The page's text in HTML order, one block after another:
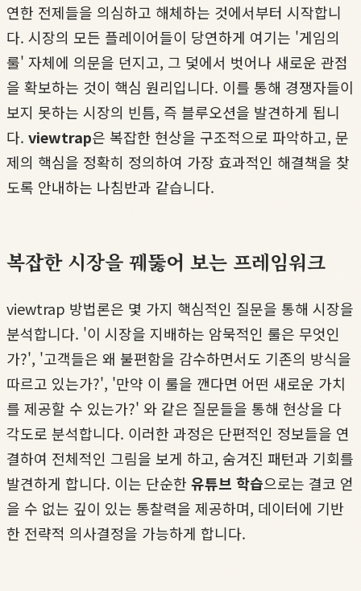
연한 전제들을 의심하고 해체하는 것에서부터 시작합니
다. 시장의 모든 플레이어들이 당연하게 여기는 '게임의
룰' 자체에 의문을 던지고, 그 덫에서 벗어나 새로운 관점
을 확보하는 것이 핵심 원리입니다. 이를 통해 경쟁자들이
보지 못하는 시장의 빈틈, 즉 블루오션을 발견하게 됩니
다. viewtrap은 복잡한 현상을 구조적으로 파악하고, 문
제의 핵심을 정확히 정의하여 가장 효과적인 해결책을 찾
도록 안내하는 나침반과 같습니다.
복잡한 시장을 꿰뚫어 보는 프레임워크
viewtrap 방법론은 몇 가지 핵심적인 질문을 통해 시장을
분석합니다. '이 시장을 지배하는 암묵적인 룰은 무엇인
가?', '고객들은 왜 불편함을 감수하면서도 기존의 방식을
따르고 있는가?', '만약 이 룰을 깬다면 어떤 새로운 가치
를 제공할 수 있는가?' 와 같은 질문들을 통해 현상을 다
각도로 분석합니다. 이러한 과정은 단편적인 정보들을 연
결하여 전체적인 그림을 보게 하고, 숨겨진 패턴과 기회를
발견하게 합니다. 이는 단순한 유튜브 학습으로는 결코 얻
을 수 없는 깊이 있는 통찰력을 제공하며, 데이터에 기반
한 전략적 의사결정을 가능하게 합니다.